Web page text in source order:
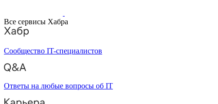
Все сервисы Хабра
Сообщество IT-специалистов
Ответы на любые вопросы об IT